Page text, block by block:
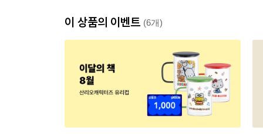
이 상품의 이벤트 (6개)